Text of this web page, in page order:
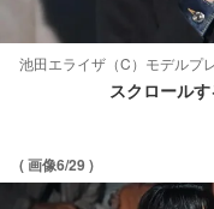
池田エライザ（C）モデルプ
スクロール
( 画像6/29 )